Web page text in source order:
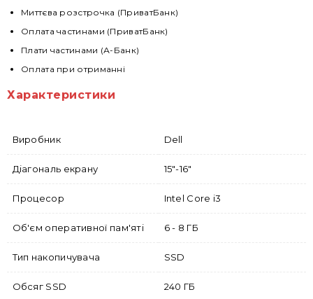
Миттєва розстрочка (ПриватБанк)
Оплата частинами (ПриватБанк)
Плати частинами (А-Банк)
Оплата при отриманні
Характеристики
Виробник Dell
Діагональ екрану 15"-16"
Процесор Intel Core i3
Об'єм оперативної пам'яті 6 - 8 ГБ
Тип накопичувача SSD
Обсяг SSD 240 ГБ